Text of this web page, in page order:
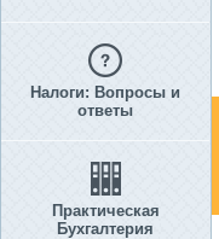
Налоги: Вопросы и
ответы
Практическая
Бухгалтерия